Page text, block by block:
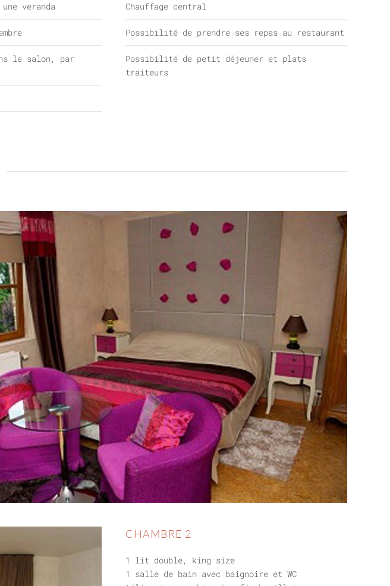
veranda
le salon, par
Chauffage central
Possibilité de prendre ses repas au restaurant
Possibilité de petit déjeuner et plats
traiteurs
CHAMBRE 2
1 lit double, king size
1 salle de bain avec baignoire et WC